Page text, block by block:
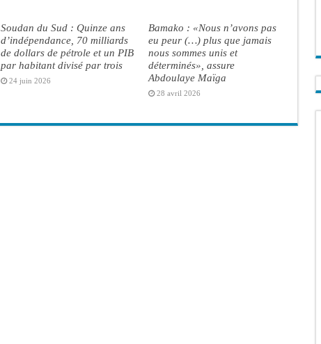
Soudan du Sud : Quinze ans
d’indépendance, 70 milliards
de dollars de pétrole et un PIB
par habitant divisé par trois
24 juin 2026
Bamako : «Nous n’avons pas
eu peur (…) plus que jamais
nous sommes unis et
déterminés», assure
Abdoulaye Maïga
28 avril 2026